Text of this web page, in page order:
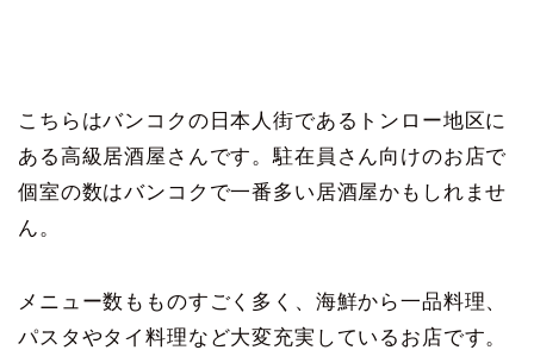
こちらはバンコクの日本人街であるトンロー地区に
ある高級居酒屋さんです。駐在員さん向けのお店で
個室の数はバンコクで一番多い居酒屋かもしれませ
ん。
メニュー数もものすごく多く、海鮮から一品料理、
パスタやタイ料理など大変充実しているお店です。